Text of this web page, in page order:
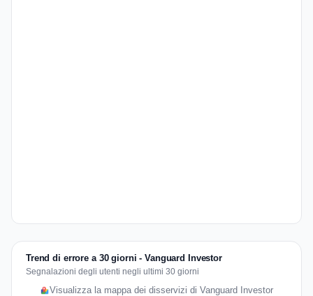
Trend di errore a 30 giorni - Vanguard Investor
Segnalazioni degli utenti negli ultimi 30 giorni
Visualizza la mappa dei disservizi di Vanguard Investor